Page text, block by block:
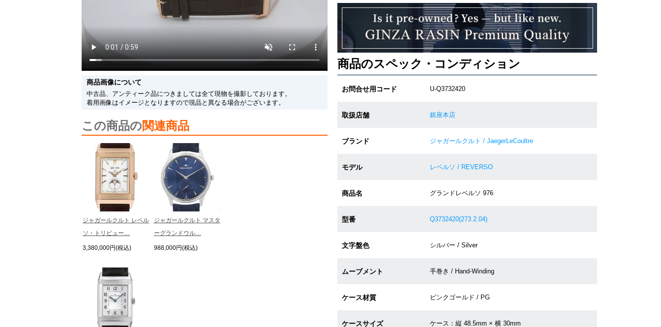
商品画像について
中古品、アンティーク品につきましては全て現物を撮影しております。
着用画像はイメージとなりますので現品と異なる場合がございます。
この商品の関連商品
ジャガールクルト レベル
ソ・トリビュー…
3,380,000円(税込)
ジャガールクルト マスタ
ーグランドウル…
988,000円(税込)
商品のスペック・コンディション
お問合せ用コード U-Q3732420
取扱店舗 銀座本店
ブランド ジャガールクルト / JaegerLeCoultre
モデル レベルソ / REVERSO
商品名 グランドレベルソ 976
型番 Q3732420(273.2.04)
文字盤色 シルバー / Silver
ムーブメント 手巻き / Hand-Winding
ケース材質 ピンクゴールド / PG
ケースサイズ ケース：縦 48.5mm × 横 30mm